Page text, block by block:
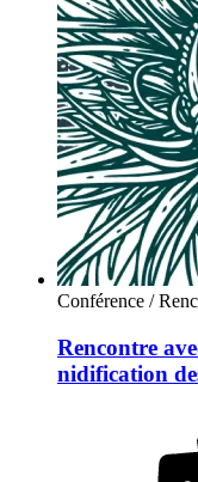
Conférence /
Rencontre
nidification